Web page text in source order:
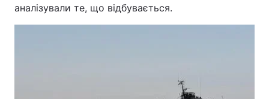
аналізували те, що відбувається.